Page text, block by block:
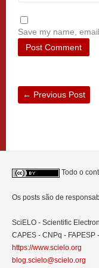
Save my name,
← Previous Post
Todo o
Os posts são de
SciELO - Scientific
CAPES - CNPq - FAPESP
https://www.scielo.org
blog.scielo@scielo.org